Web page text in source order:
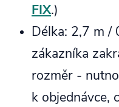
FIX.)
Délka: 2,7 m /
zákazníka
rozměr -
k objednávce,